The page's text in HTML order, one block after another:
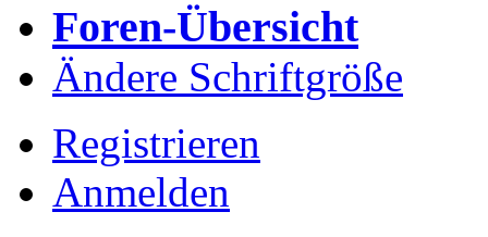
Foren-Übersicht
Ändere Schriftgröße
Registrieren
Anmelden